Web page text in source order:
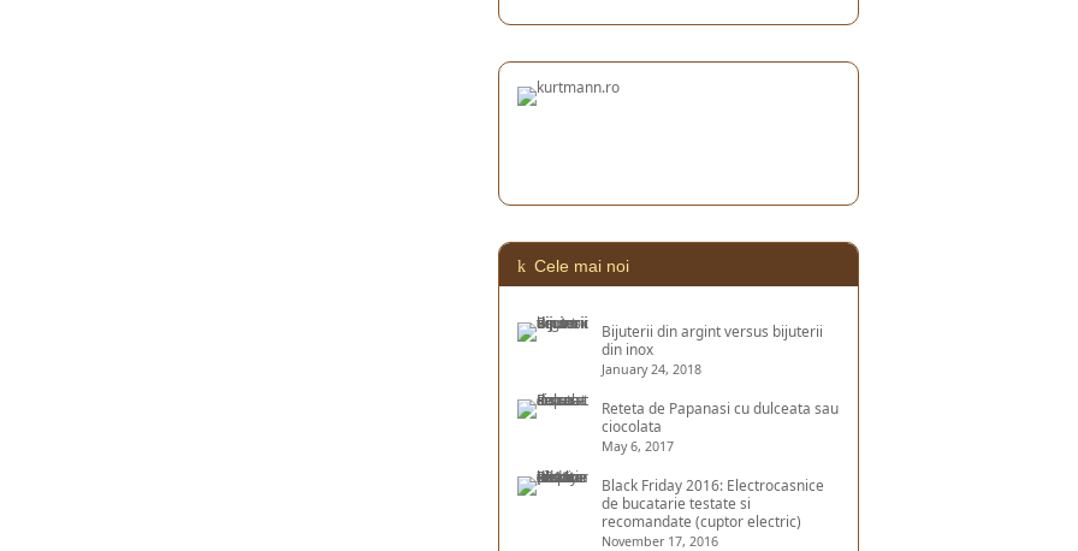
Cele mai noi
Bijuterii din argint versus bijuterii
din inox
January 24, 2018
Reteta de Papanasi cu dulceata sau
ciocolata
May 6, 2017
Black Friday 2016: Electrocasnice
de bucatarie testate si
recomandate (cuptor electric)
November 17, 2016